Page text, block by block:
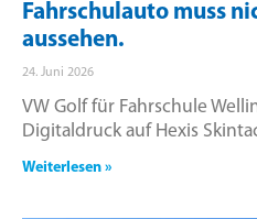
Fahrschulauto muss
aussehen.
24. Juni 2026
VW Golf für Fahrschule
Digitaldruck auf Hexis
Weiterlesen »